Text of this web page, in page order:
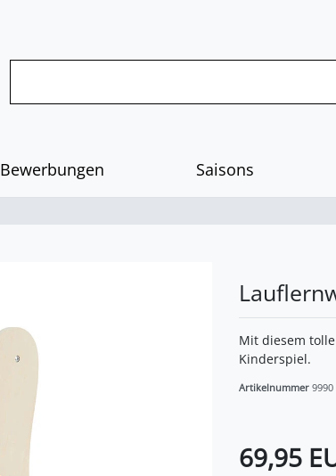
Bewerbungen Saisons
Mit diesem
Kinderspiel.
Artikelnummer 9990
69,95